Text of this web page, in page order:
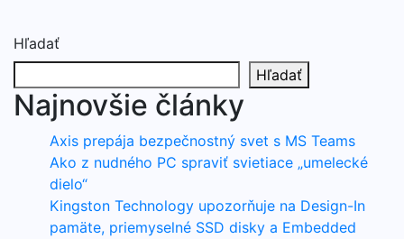
Hľadať
Hľadať
Najnovšie články
Axis prepája bezpečnostný svet s MS Teams
Ako z nudného PC spraviť svietiace „umelecké
dielo“
Kingston Technology upozorňuje na Design-In
pamäte, priemyselné SSD disky a Embedded